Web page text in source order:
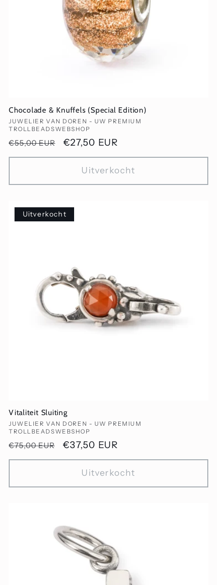
Chocolade & Knuffels (Special Edition)
Verkoper:
JUWELIER VAN DOREN - UW PREMIUM
TROLLBEADSWEBSHOP
Normale
prijs
€55,00 EUR Aanbiedingsprijs
€27,50 EUR
Uitverkocht
Uitverkocht
Vitaliteit Sluiting
Verkoper:
JUWELIER VAN DOREN - UW PREMIUM
TROLLBEADSWEBSHOP
Normale
prijs
€75,00 EUR Aanbiedingsprijs
€37,50 EUR
Uitverkocht